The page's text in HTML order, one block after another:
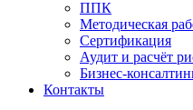
ППК
Методическая
Сертификация
Аудит и расчёт
Бизнес-
Контакты